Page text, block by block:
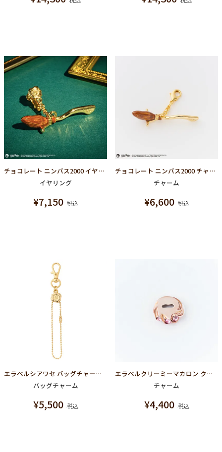
チョコレート ニンバス2000 イヤリング【ハリーポッターコラボ】
イヤリング
¥7,150 税込
チョコレート ニンバス2000 チャーム【ハリーポッターコラボ】
チャーム
¥6,600 税込
エラベルシアワセ バッグチャーム チェーン
バッグチャーム
¥5,500 税込
エラベルクリーミーマカロン クリームチャーム(ピンクゴールド)
チャーム
¥4,400 税込